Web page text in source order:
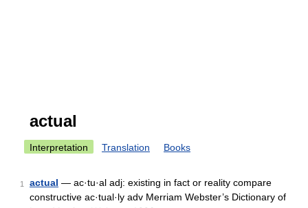
actual
Interpretation Translation Books
1 actual — ac·tu·al adj: existing in fact or reality compare
constructive ac·tual·ly adv Merriam Webster’s Dictionary of